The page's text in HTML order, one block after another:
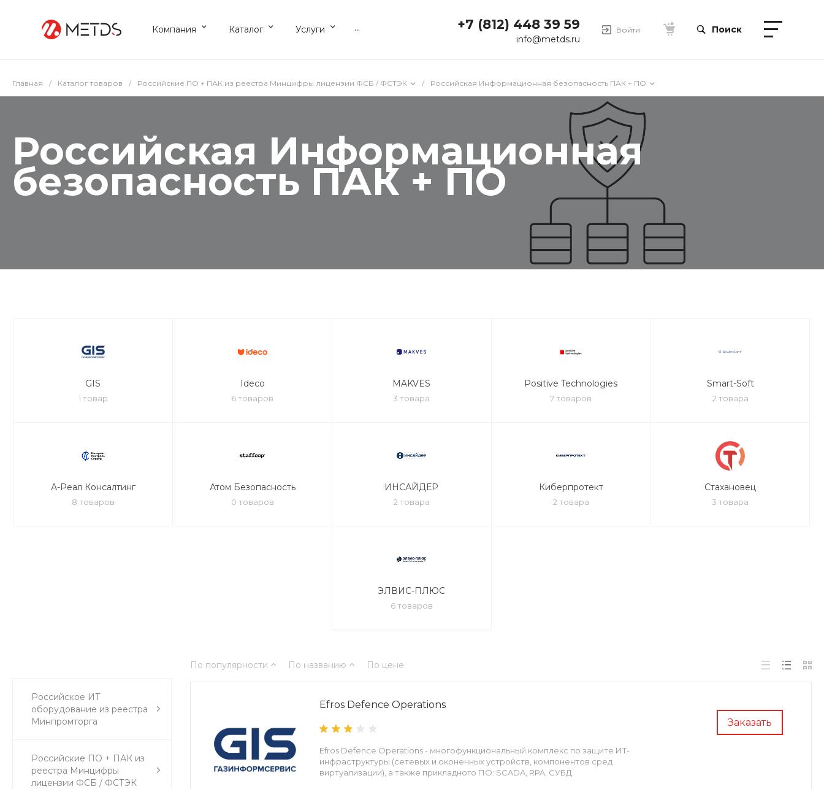
Компания Каталог Услуги ... +7 (812) 448 39 59
info@metds.ru
Войти Поиск
Главная / Каталог товаров / Российские ПО + ПАК из реестра Минцифры лицензии ФСБ / ФСТЭК / Российская Информационная безопасность ПАК + ПО
Российская Информационная
безопасность ПАК + ПО
GIS
1 товар
Ideco
6 товаров
MAKVES
3 товара
Positive Technologies
7 товаров
Smart-Soft
2 товара
А-Реал Консалтинг
8 товаров
Атом Безопасность
0 товаров
ИНСАЙДЕР
2 товара
Киберпротект
2 товара
Стахановец
3 товара
ЭЛВИС-ПЛЮС
6 товаров
Российское ИТ
оборудование из реестра
Минпромторга
Российские ПО + ПАК из
реестра Минцифры
лицензии ФСБ / ФСТЭК
По популярности По названию По цене
Заказать
Efros Defence Operations
Efros Defence Operations - многофункциональный комплекс по защите ИТ-
инфраструктуры (сетевых и оконечных устройств, компонентов сред
виртуализации), а также прикладного ПО: SCADA, RPA, СУБД.